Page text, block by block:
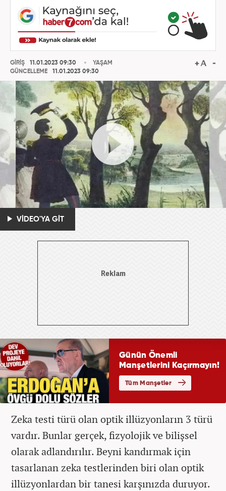
GİRİŞ
11.01.2023 09:30
GÜNCELLEME
11.01.2023 09:30
YAŞAM
VİDEO'YA GİT
Zeka testi türü olan optik illüzyonların 3 türü
vardır. Bunlar gerçek, fizyolojik ve bilişsel
olarak adlandırılır. Beyni kandırmak için
tasarlanan zeka testlerinden biri olan optik
illüzyonlardan bir tanesi karşınızda duruyor.